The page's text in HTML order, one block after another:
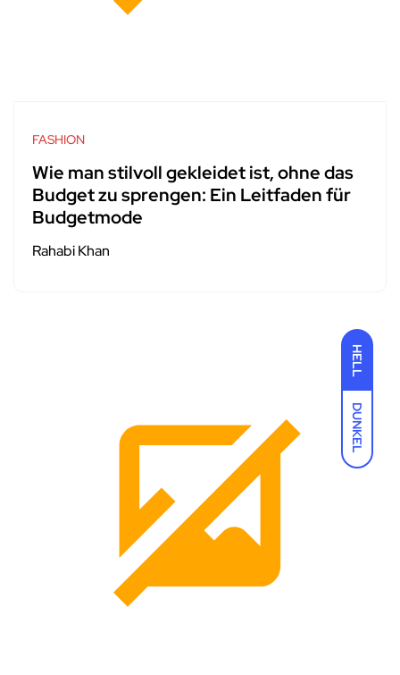
HELL
DUNKEL
FASHION
Wie man stilvoll gekleidet ist, ohne das
Budget zu sprengen: Ein Leitfaden für
Budgetmode
Rahabi Khan